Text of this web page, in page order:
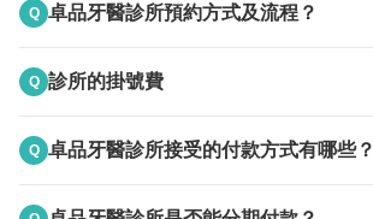
器械消毒鍋
去除器械上細微死角的髒污
Q 卓品牙醫診所預約方式及流程？
24HR線上預約
Q 診所的掛號費
Q 卓品牙醫診所接受的付款方式有哪些？